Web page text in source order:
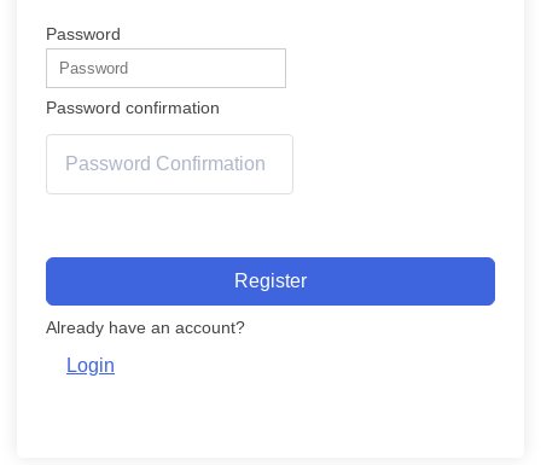
Password
Password confirmation
Register
Already have an account?
Login